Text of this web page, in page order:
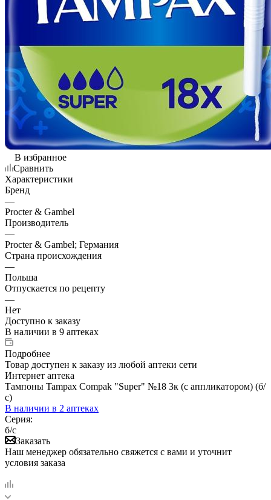
В избранное
Сравнить
Характеристики
Бренд
—
Procter & Gambel
Производитель
—
Procter & Gambel; Германия
Страна происхождения
—
Польша
Отпускается по рецепту
—
Нет
Доступно к заказу
В наличии в 9 аптеках
Подробнее
Товар доступен к заказу из любой аптеки сети
Интернет аптека
Тампоны Tampax Compak "Super" №18 3к (с аппликатором) (б/
с)
В наличии в 2 аптеках
Серия:
б/с
Заказать
Наш менеджер обязательно свяжется с вами и уточнит
условия заказа